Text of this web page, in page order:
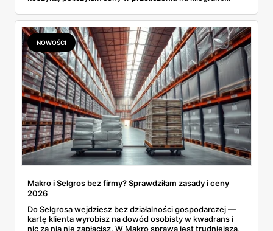
prawie 140 zł za kilogram, ale lody do mrożenia i rurki
waflowe bronią się nawet bez rabatu.
NOWOŚCI
Makro i Selgros bez firmy? Sprawdziłam zasady i ceny
2026
Do Selgrosa wejdziesz bez działalności gospodarczej —
kartę klienta wyrobisz na dowód osobisty w kwadrans i
nic za nią nie zapłacisz. W Makro sprawa jest trudniejsza,